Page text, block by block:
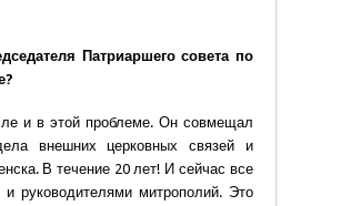
Патриаршего совета по
и в этой проблеме. Он совмещал
внешних церковных связей и
В течение 20 лет! И сейчас все
руководителями митрополий. Это